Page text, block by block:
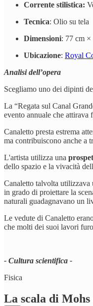
Corrente stilistica:
Tecnica: Olio su tela
Dimensioni: 77 cm ×
Ubicazione: Royal
Analisi dell’opera
Scegliamo uno dei dipinti
La “Regata sul Canal
evento annuale che
Canaletto presta estrema
ma contribuiscono anche a
L'artista utilizza una
dello spazio e la vivacità
Canaletto talvolta utilizzava
in grado di proiettare la
naturali guadagnavano un
Le vedute di Canaletto
che molti dei suoi lavori
- Cultura scientifica -
Fisica
La scala di